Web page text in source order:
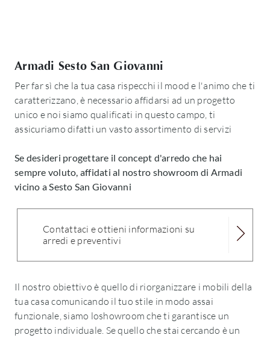
Armadi Sesto San Giovanni
Per far sì che la tua casa rispecchi il mood e l'animo che ti
caratterizzano, è necessario affidarsi ad un progetto
unico e noi siamo qualificati in questo campo, ti
assicuriamo difatti un vasto assortimento di servizi
Se desideri progettare il concept d'arredo che hai
sempre voluto, affidati al nostro showroom di Armadi
vicino a Sesto San Giovanni
Contattaci e ottieni informazioni su
arredi e preventivi
Il nostro obiettivo è quello di riorganizzare i mobili della
tua casa comunicando il tuo stile in modo assai
funzionale, siamo loshowroom che ti garantisce un
progetto individuale. Se quello che stai cercando è un